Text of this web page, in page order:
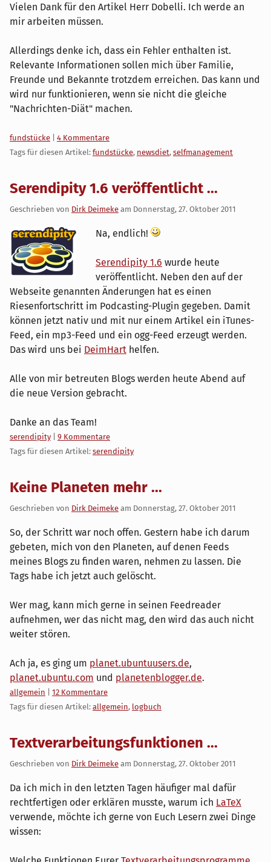
Vielen Dank für den Artikel Herr Dobelli. Ich werde an
mir arbeiten müssen.
Allerdings denke ich, dass ein Fehler enthalten ist.
Relevante Informationen sollen mich über Familie,
Freunde und Bekannte trotzdem erreichen. Das kann und
wird nur funktionieren, wenn sie nicht die gleiche
"Nachrichten-Diät" machen.
Kategorien:
fundstücke
4 Kommentare
Tags für diesen Artikel: fundstücke, newsdiet, selfmanagement
Serendipity 1.6 veröffentlicht ...
Geschrieben von Dirk Deimeke am Donnerstag, 27. Oktober 2011
Na, endlich!
Serendipity 1.6 wurde heute
veröffentlicht. Neben den auf der
Webseite genannten Änderungen hat es einen
Riesenfortschritt im Podcasting-Plugin gegeben. Damit
können jetzt nativ und mit nur einem Artikel ein iTunes-
Feed, ein mp3-Feed und ein ogg-Feed erzeugt werden.
Das wird uns bei DeimHart helfen.
Alle von mir betreuten Blogs werden heute Abend auf
die neue Version gebracht.
Danke an das Team!
Kategorien:
serendipity| 9 Kommentare
Tags für diesen Artikel: serendipity
Keine Planeten mehr ...
Geschrieben von Dirk Deimeke am Donnerstag, 27. Oktober 2011
So, der Schritt war noch offen. Gestern habe ich darum
gebeten, mich von den Planeten, auf denen Feeds
meines Blogs zu finden waren, nehmen zu lassen. Die
Tags habe ich jetzt auch gelöscht.
Wer mag, kann mich gerne in seinen Feedreader
aufnehmen, wer das nicht mag, den wird das auch nicht
weiter stören.
Ach ja, es ging um planet.ubuntuusers.de,
planet.ubuntu.com und planetenblogger.de.
Kategorien:
allgemein
12 Kommentare
Tags für diesen Artikel: allgemein, logbuch
Textverarbeitungsfunktionen ...
Geschrieben von Dirk Deimeke am Donnerstag, 27. Oktober 2011
Da ich mich in den letzten Tagen häufiger mal dafür
rechtfertigen oder erklären musste, warum ich LaTeX
verwende, möchte ich gerne von Euch Lesern zwei Dinge
wissen: